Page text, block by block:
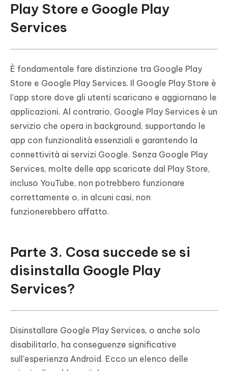
Play Store e Google Play
Services
È fondamentale fare distinzione tra Google Play
Store e Google Play Services. Il Google Play Store è
l'app store dove gli utenti scaricano e aggiornano le
applicazioni. Al contrario, Google Play Services è un
servizio che opera in background, supportando le
app con funzionalità essenziali e garantendo la
connettività ai servizi Google. Senza Google Play
Services, molte delle app scaricate dal Play Store,
incluso YouTube, non potrebbero funzionare
correttamente o, in alcuni casi, non
funzionerebbero affatto.
Parte 3. Cosa succede se si
disinstalla Google Play
Services?
Disinstallare Google Play Services, o anche solo
disabilitarlo, ha conseguenze significative
sull'esperienza Android. Ecco un elenco delle